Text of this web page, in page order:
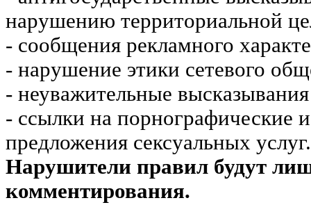
нарушению территориальной
- сообщения рекламного
- нарушение этики сетевого
- неуважительные
- ссылки на порнографические
предложения сексуальных услуг.
Нарушители правил будут
комментирования.